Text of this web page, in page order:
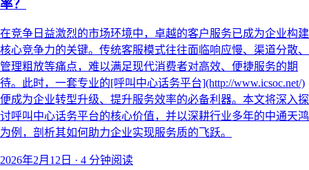
率？
在竞争日益激烈的市场环境中，卓越的客户服务已成为企业构建
核心竞争力的关键。传统客服模式往往面临响应慢、渠道分散、
管理粗放等痛点，难以满足现代消费者对高效、便捷服务的期
待。此时，一套专业的[呼叫中心话务平台](http://www.icsoc.net/)
便成为企业转型升级、提升服务效率的必备利器。本文将深入探
讨呼叫中心话务平台的核心价值，并以深耕行业多年的中通天鸿
为例，剖析其如何助力企业实现服务质的飞跃。
2026年2月12日 · 4 分钟阅读